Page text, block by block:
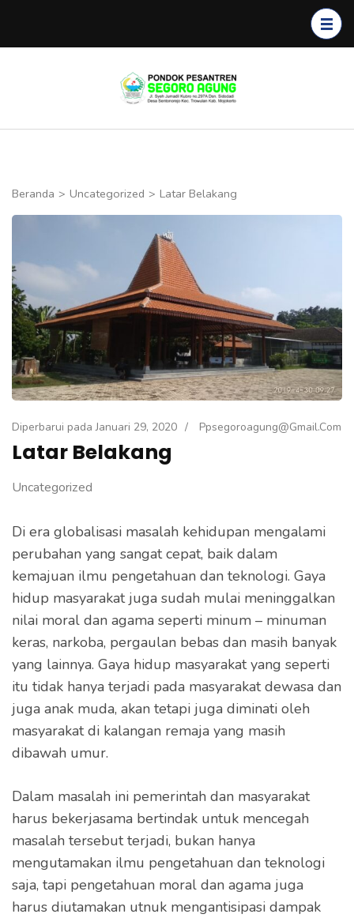
Beranda > Uncategorized > Latar Belakang
Diperbarui padaJanuari 29, 2020 / Ppsegoroagung@gmail.com
Latar Belakang
Uncategorized
Di era globalisasi masalah kehidupan mengalami
perubahan yang sangat cepat, baik dalam
kemajuan ilmu pengetahuan dan teknologi. Gaya
hidup masyarakat juga sudah mulai meninggalkan
nilai moral dan agama seperti minum – minuman
keras, narkoba, pergaulan bebas dan masih banyak
yang lainnya. Gaya hidup masyarakat yang seperti
itu tidak hanya terjadi pada masyarakat dewasa dan
juga anak muda, akan tetapi juga diminati oleh
masyarakat di kalangan remaja yang masih
dibawah umur.
Dalam masalah ini pemerintah dan masyarakat
harus bekerjasama bertindak untuk mencegah
masalah tersebut terjadi, bukan hanya
mengutamakan ilmu pengetahuan dan teknologi
saja, tapi pengetahuan moral dan agama juga
harus diutamakan utnuk mengantisipasi dampak